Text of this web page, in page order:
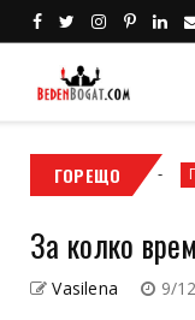
ГОРЕЩОПердета
За колко
Vasilena 9/